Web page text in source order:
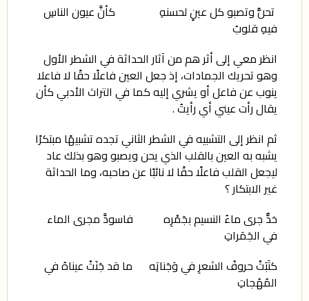
تحنُّ وتصبو كل عينٍ لحسنهِ كأنَّ عيون الناسِ
فيهِ قلوبُ
انظر معي إلى أثر هم من آثار الحداثة في الشطر الأول
وهو تحريك الجمادات، إذ جعل العين فاعلًا حقًا لا فاعلا
ينوب عن فاعل أو يشري إليه كما في التراث الأدبي كأن
يقال رأت عيني أي رأيتُ .
ثم انظر إلى التشبيه في الشطر الثاني تجده تشبيهًا مبتكرًا
يشبه به العين بالقلب الذي يحن ويصبو وهو بذلك عاد
ليجعل القلب فاعلًا حقًا لا نائبًا عن صاحبه، وما الحداثة
غير الابتكار ؟
خدٌّ جرى ماءُ النسيم بجَمْرِه فاسودَّ مجرى الماء
في الجَمَراتِ
كتَبَتْ حروفُ الشعرِ في وَجَناتِه ما قد جَنَتْ عيناهُ في
المُهُجاتِ